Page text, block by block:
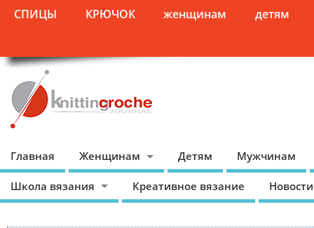
СПИЦЫ КРЮЧОК женщинам детям
Главная Женщинам Детям Мужчинам
Школа вязания Креативное вязание